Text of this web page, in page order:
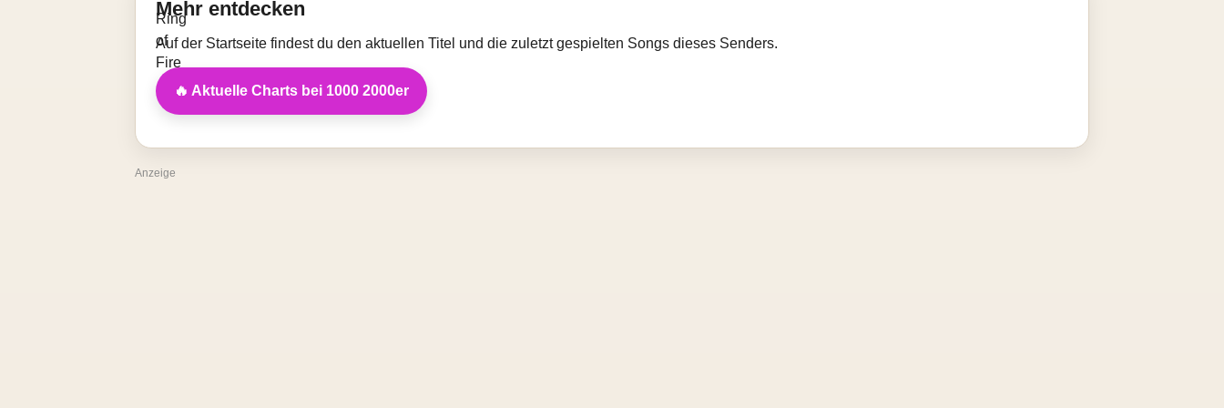
Mehr entdecken
Auf der Startseite findest du den aktuellen Titel und die zuletzt gespielten Songs dieses Senders.
🔥 Aktuelle Charts bei 1000 2000er
Anzeige